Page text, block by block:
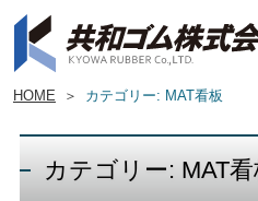
HOME ＞ カテゴリー: MAT看板
カテゴリー: MAT看